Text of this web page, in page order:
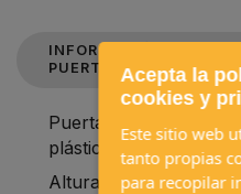
INFORMACIÓN DE
PUERTA CABINA DE
Puerta de persiana
plástico con tirador en
Altura máx. 200 cm,
Acepta la
cookies y
Este sitio web
tanto propias
para recopilar